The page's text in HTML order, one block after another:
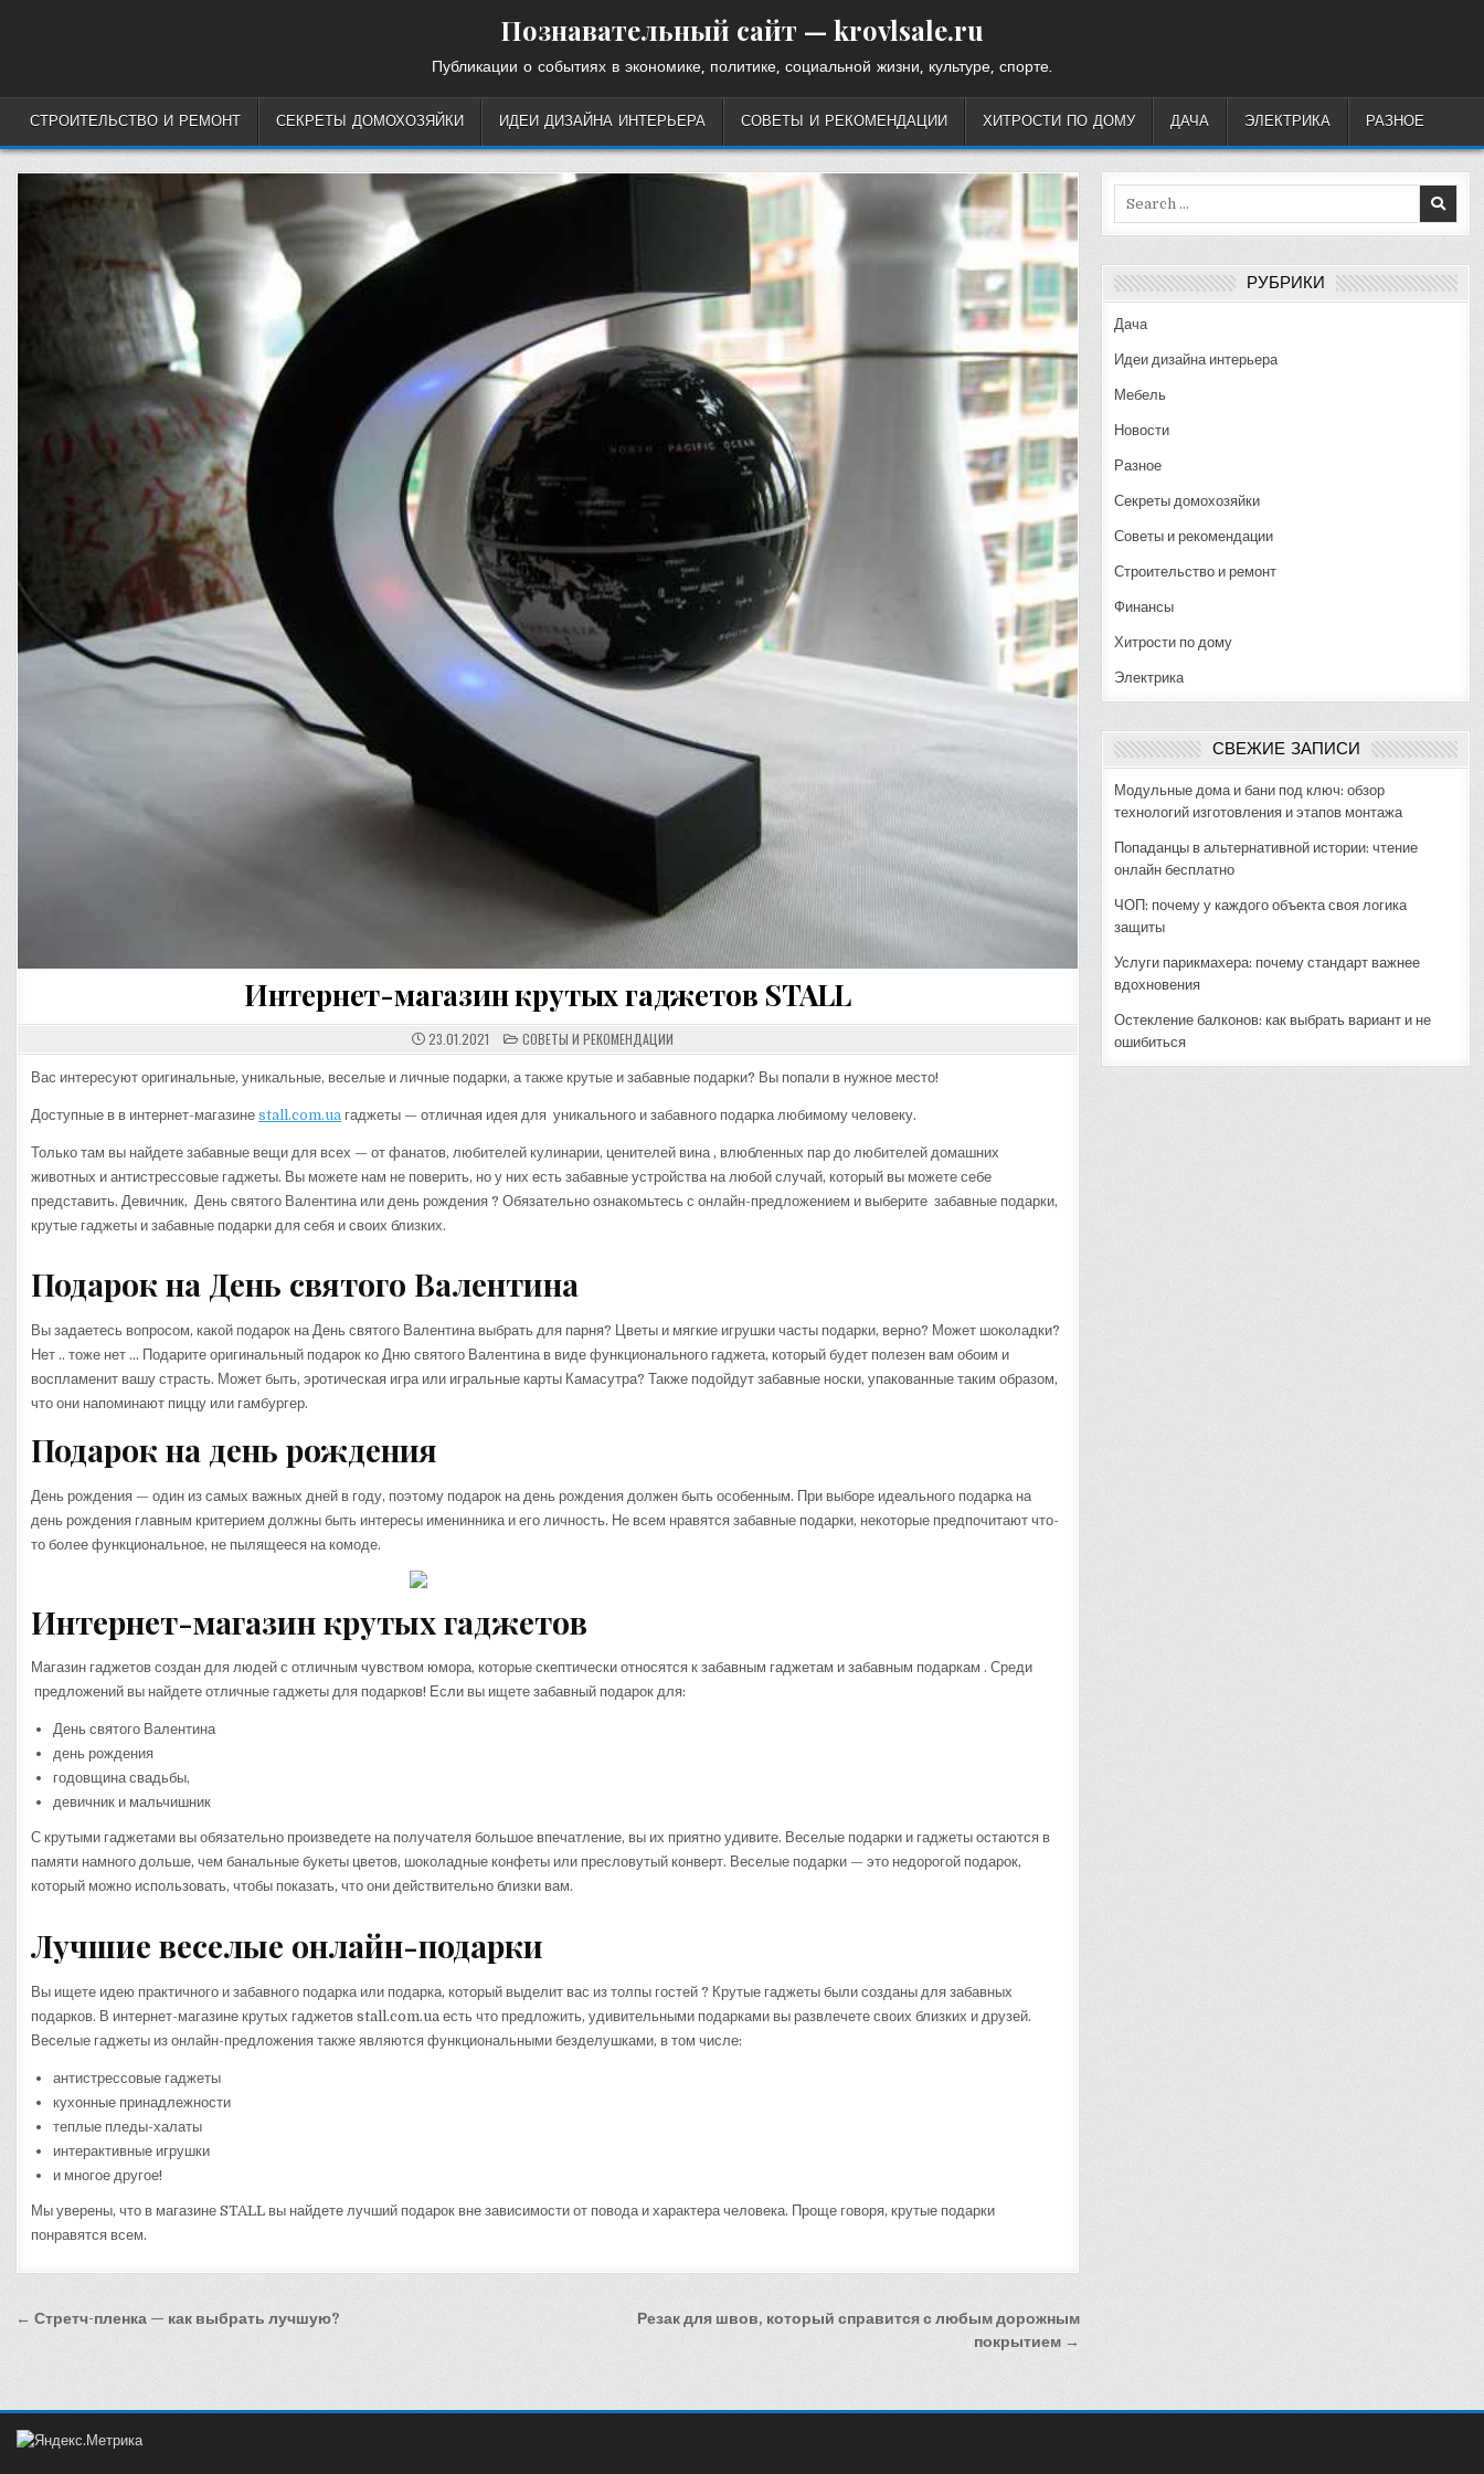
Познавательный сайт — krovlsale.ru
Публикации о событиях в экономике, политике, социальной жизни, культуре, спорте.
СТРОИТЕЛЬСТВО И РЕМОНТ СЕКРЕТЫ ДОМОХОЗЯЙКИ ИДЕИ ДИЗАЙНА ИНТЕРЬЕРА СОВЕТЫ И РЕКОМЕНДАЦИИ ХИТРОСТИ ПО ДОМУ ДАЧА ЭЛЕКТРИКА РАЗНОЕ
Интернет-магазин крутых гаджетов STALL
23.01.2021 POSTED
IN
СОВЕТЫ И РЕКОМЕНДАЦИИ
Вас интересуют оригинальные, уникальные, веселые и личные подарки, а также крутые и забавные подарки? Вы попали в нужное место!
Доступные в в интернет-магазинеstall.com.ua гаджеты — отличная идея для уникального и забавного подарка любимому человеку.
Только там вы найдете забавные вещи для всех — от фанатов, любителей кулинарии, ценителей вина , влюбленных пар до любителей домашних
животных и антистрессовые гаджеты. Вы можете нам не поверить, но у них есть забавные устройства на любой случай, который вы можете себе
представить. Девичник, День святого Валентина или день рождения ? Обязательно ознакомьтесь с онлайн-предложением и выберите забавные подарки,
крутые гаджеты и забавные подарки для себя и своих близких.
Подарок на День святого Валентина
Вы задаетесь вопросом, какой подарок на День святого Валентина выбрать для парня? Цветы и мягкие игрушки часты подарки, верно? Может шоколадки?
Нет .. тоже нет … Подарите оригинальный подарок ко Дню святого Валентина в виде функционального гаджета, который будет полезен вам обоим и
воспламенит вашу страсть. Может быть, эротическая игра или игральные карты Камасутра? Также подойдут забавные носки, упакованные таким образом,
что они напоминают пиццу или гамбургер.
Подарок на день рождения
День рождения — один из самых важных дней в году, поэтому подарок на день рождения должен быть особенным. При выборе идеального подарка на
день рождения главным критерием должны быть интересы именинника и его личность. Не всем нравятся забавные подарки, некоторые предпочитают что-
то более функциональное, не пылящееся на комоде.
Интернет-магазин крутых гаджетов
Магазин гаджетов создан для людей с отличным чувством юмора, которые скептически относятся к забавным гаджетам и забавным подаркам . Среди
предложений вы найдете отличные гаджеты для подарков! Если вы ищете забавный подарок для:
День святого Валентина
день рождения
годовщина свадьбы,
девичник и мальчишник
С крутыми гаджетами вы обязательно произведете на получателя большое впечатление, вы их приятно удивите. Веселые подарки и гаджеты остаются в
памяти намного дольше, чем банальные букеты цветов, шоколадные конфеты или пресловутый конверт. Веселые подарки — это недорогой подарок,
который можно использовать, чтобы показать, что они действительно близки вам.
Лучшие веселые онлайн-подарки
Вы ищете идею практичного и забавного подарка или подарка, который выделит вас из толпы гостей ? Крутые гаджеты были созданы для забавных
подарков. В интернет-магазине крутых гаджетов stall.com.ua есть что предложить, удивительными подарками вы развлечете своих близких и друзей.
Веселые гаджеты из онлайн-предложения также являются функциональными безделушками, в том числе:
антистрессовые гаджеты
кухонные принадлежности
теплые пледы-халаты
интерактивные игрушки
и многое другое!
Мы уверены, что в магазине STALL вы найдете лучший подарок вне зависимости от повода и характера человека. Проще говоря, крутые подарки
понравятся всем.
Навигация
Резак для швов, который справится с любым дорожным
покрытием →
← Стретч-пленка — как выбрать лучшую?
РУБРИКИ
Дача
Идеи дизайна интерьера
Мебель
Новости
Разное
Секреты домохозяйки
Советы и рекомендации
Строительство и ремонт
Финансы
Хитрости по дому
Электрика
СВЕЖИЕ ЗАПИСИ
Модульные дома и бани под ключ: обзор
технологий изготовления и этапов монтажа
Попаданцы в альтернативной истории: чтение
онлайн бесплатно
ЧОП: почему у каждого объекта своя логика
защиты
Услуги парикмахера: почему стандарт важнее
вдохновения
Остекление балконов: как выбрать вариант и не
ошибиться